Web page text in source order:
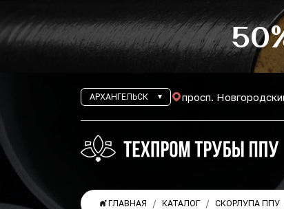
АРХАНГЕЛЬСК просп.
ГЛАВНАЯ КАТАЛОГ СКОРЛУПА ППУ